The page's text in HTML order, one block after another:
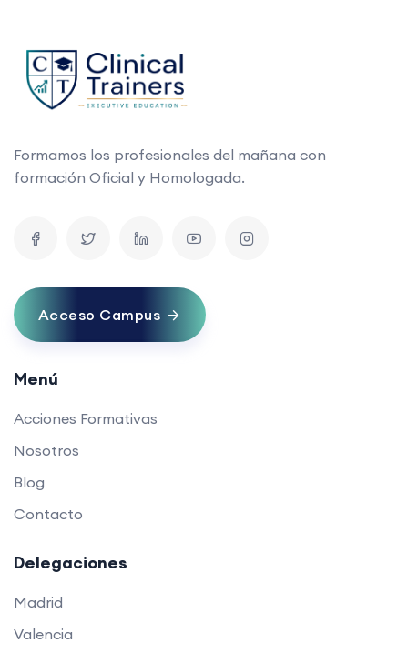
Formamos los profesionales del mañana con
formación Oficial y Homologada.
Acceso Campus
Menú
Acciones Formativas
Nosotros
Blog
Contacto
Delegaciones
Madrid
Valencia